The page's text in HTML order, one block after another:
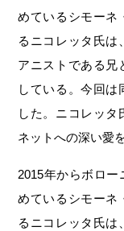
めているシモーネ
るニコレッタ氏は
アニストである兄
している。今回は
した。ニコレッタ
ネットへの深い愛
2015年からボロ
めているシモーネ
るニコレッタ氏は